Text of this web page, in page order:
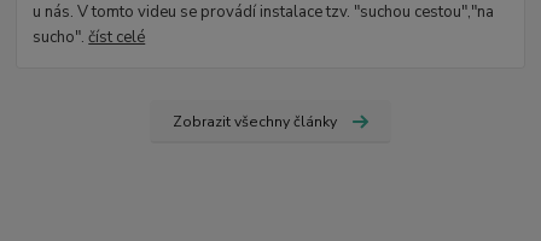
u nás. V tomto videu se provádí instalace tzv. "suchou cestou","na
sucho".číst celé
Zobrazit všechny články